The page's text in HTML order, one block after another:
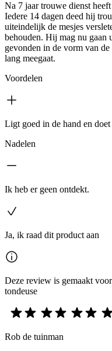
Na 7 jaar trouwe dienst
Iedere 14 dagen deed hij
uiteindelijk de mesjes
behouden. Hij mag nu gaan
gevonden in de vorm van
lang meegaat.
Voordelen
Ligt goed in de hand en
Nadelen
Ik heb er geen ontdekt.
Ja, ik raad dit product aan
Deze review is gemaakt
tondeuse
Rob de tuinman